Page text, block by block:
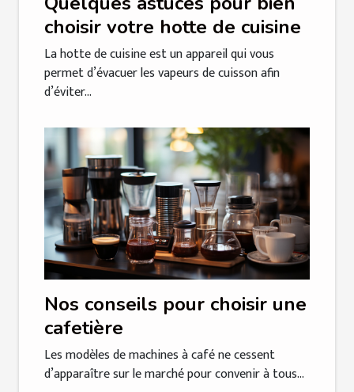
choisir votre hotte de cuisine
La hotte de cuisine est un appareil qui vous
permet d’évacuer les vapeurs de cuisson afin
d’éviter...
Nos conseils pour choisir une
cafetière
Les modèles de machines à café ne cessent
d’apparaître sur le marché pour convenir à tous...